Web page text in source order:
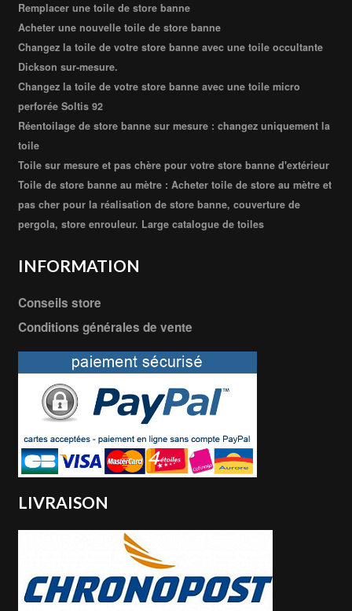
Remplacer une toile de store banne
Acheter une nouvelle toile de store banne
Changez la toile de votre store banne avec une toile occultante
Dickson sur-mesure.
Changez la toile de votre store banne avec une toile micro
perforée Soltis 92
Réentoilage de store banne sur mesure : changez uniquement la
toile
Toile sur mesure et pas chère pour votre store banne d'extérieur
Toile de store banne au mètre : Acheter toile de store au mètre et
pas cher pour la réalisation de store banne, couverture de
pergola, store enrouleur. Large catalogue de toiles
INFORMATION
Conseils store
Conditions générales de vente
LIVRAISON